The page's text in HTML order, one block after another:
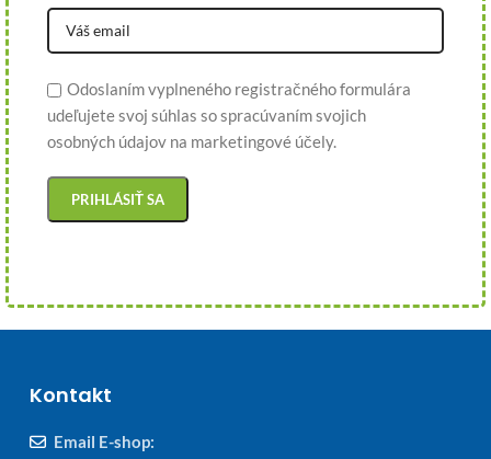
Odoslaním vyplneného registračného formulára
udeľujete svoj súhlas so spracúvaním svojich
osobných údajov na marketingové účely.
Kontakt
Email E-shop: